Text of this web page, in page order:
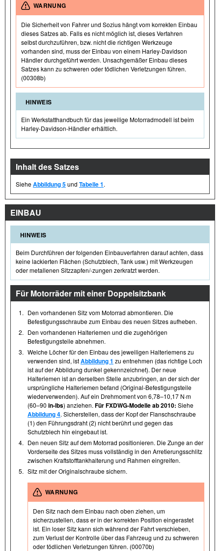
WARNUNG
Die Sicherheit von Fahrer und Sozius hängt vom korrekten Einbau
dieses Satzes ab. Falls es nicht möglich ist, dieses Verfahren
selbst durchzuführen, bzw. nicht die richtigen Werkzeuge
vorhanden sind, muss der Einbau von einem Harley-Davidson
Händler durchgeführt werden. Unsachgemäßer Einbau dieses
Satzes kann zu schweren oder tödlichen Verletzungen führen.
(00308b)
HINWEIS
Ein Werkstatthandbuch für das jeweilige Motorradmodell ist beim
Harley-Davidson-Händler erhältlich.
Inhalt des Satzes
SieheAbbildung 5und Tabelle 1.
EINBAU
HINWEIS
Beim Durchführen der folgenden Einbauverfahren darauf achten, dass
keine lackierten Flächen (Schutzblech, Tank usw.) mit Werkzeugen
oder metallenen Sitzzapfen/-zungen zerkratzt werden.
Für Motorräder mit einer Doppelsitzbank
1. Den vorhandenen Sitz vom Motorrad abmontieren. Die
Befestigungsschraube zum Einbau des neuen Sitzes aufheben.
2. Den vorhandenen Halteriemen und die zugehörigen
Befestigungsteile abnehmen.
3. Welche Löcher für den Einbau des jeweiligen Halteriemens zu
verwenden sind, istAbbildung 1 zu entnehmen (das richtige Loch
ist auf der Abbildung dunkel gekennzeichnet). Der neue
Halteriemen ist an derselben Stelle anzubringen, an der sich der
ursprüngliche Halteriemen befand (Original-Befestigungsteile
wiederverwenden). Auf ein Drehmoment von 6,78–10,17 N·m
(60–90 in-lbs) anziehen. Für FXDWG-Modelle ab 2010: Siehe
Abbildung 4. Sicherstellen, dass der Kopf der Flanschschraube
(1) den Führungsdraht (2) nicht berührt und gegen das
Schutzblech hin eingebaut ist.
4. Den neuen Sitz auf dem Motorrad positionieren. Die Zunge an der
Vorderseite des Sitzes muss vollständig in den Arretierungsschlitz
zwischen Kraftstofftankhalterung und Rahmen eingreifen.
5. Sitz mit der Originalschraube sichern.
WARNUNG
Den Sitz nach dem Einbau nach oben ziehen, um
sicherzustellen, dass er in der korrekten Position eingerastet
ist. Ein loser Sitz kann sich während der Fahrt verschieben,
zum Verlust der Kontrolle über das Fahrzeug und zu schweren
oder tödlichen Verletzungen führen. (00070b)